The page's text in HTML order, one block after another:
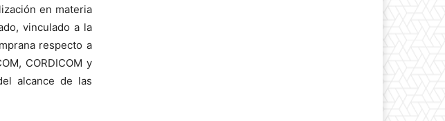
en materia
vinculado a la
respecto a
CORDICOM y
alcance de las